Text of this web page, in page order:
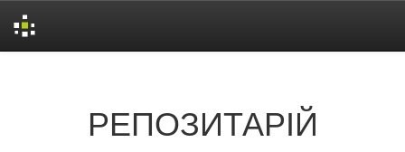
РЕПОЗИТАРІЙ